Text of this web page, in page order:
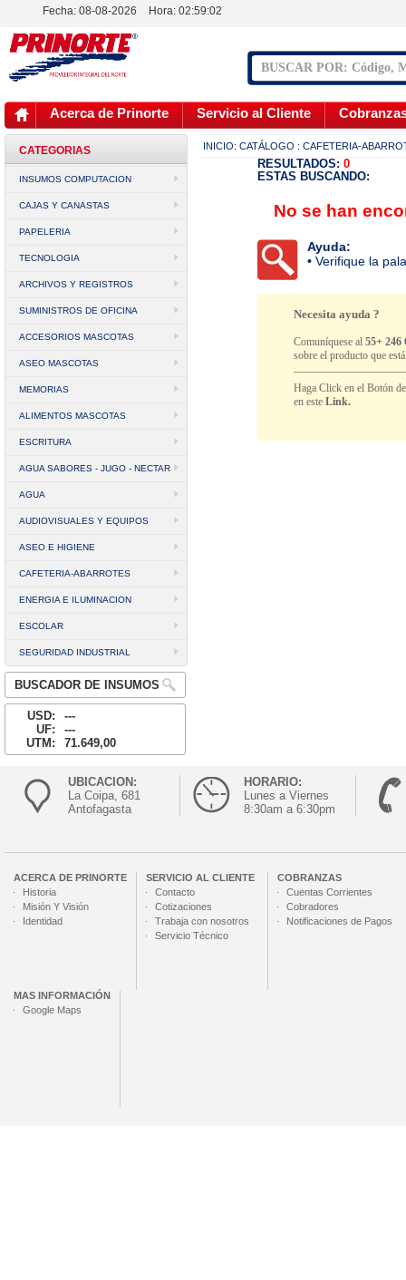
Fecha: 08-08-2026 Hora: 02:59:02
Acerca de Prinorte Servicio al Cliente
CATEGORIAS
INSUMOS COMPUTACION
CAJAS Y CANASTAS
PAPELERIA
TECNOLOGIA
ARCHIVOS Y REGISTROS
SUMINISTROS DE OFICINA
ACCESORIOS MASCOTAS
ASEO MASCOTAS
MEMORIAS
ALIMENTOS MASCOTAS
ESCRITURA
AGUA SABORES - JUGO - NECTAR
AGUA
AUDIOVISUALES Y EQUIPOS
ASEO E HIGIENE
CAFETERIA-ABARROTES
ENERGIA E ILUMINACION
ESCOLAR
SEGURIDAD INDUSTRIAL
BUSCADOR DE INSUMOS
USD:
---
UF:
---
UTM:
71.649,00
INICIO: CATÁLOGO : CAFETERIA-
RESULTADOS: 0
ESTAS BUSCANDO:
No se han
Ayuda:
• Verifique la
Necesita ayuda ?
Comuníquese al55+ 246
sobre el producto que
Haga Click en el Botón
en esteLink.
UBICACION:
La Coipa, 681
Antofagasta
HORARIO:
Lunes a Viernes
8:30am a 6:30pm
ACERCA DE PRINORTE
Historia
Misión Y Visión
Identidad
SERVICIO AL CLIENTE
Contacto
Cotizaciones
Trabaja con nosotros
Servicio Técnico
COBRANZAS
Cuentas Corrientes
Cobradores
Notificaciones de Pagos
MAS INFORMACIÓN
Google Maps